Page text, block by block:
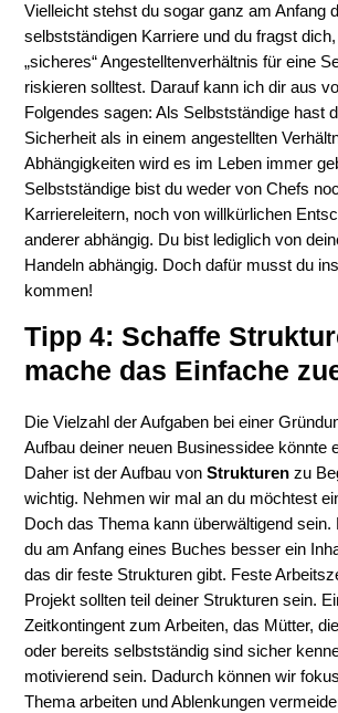
Vielleicht stehst du sogar ganz am Anfang
selbstständigen Karriere und du fragst
„sicheres“ Angestelltenverhältnis für eine
riskieren solltest. Darauf kann ich dir aus
Folgendes sagen: Als Selbstständige hast
Sicherheit als in einem angestellten
Abhängigkeiten wird es im Leben immer
Selbstständige bist du weder von Chefs
Karriereleitern, noch von willkürlichen
anderer abhängig. Du bist lediglich von
Handeln abhängig. Doch dafür musst du
kommen!
Tipp 4: Schaffe
mache das Einfache
Die Vielzahl der Aufgaben bei einer
Aufbau deiner neuen Businessidee könnte
Daher ist der Aufbau vonStrukturen zu
wichtig. Nehmen wir mal an du möchtest
Doch das Thema kann überwältigend
du am Anfang eines Buches besser ein
das dir feste Strukturen gibt. Feste
Projekt sollten teil deiner Strukturen sein.
Zeitkontingent zum Arbeiten, das Mütter,
oder bereits selbstständig sind sicher
motivierend sein. Dadurch können wir
Thema arbeiten und Ablenkungen